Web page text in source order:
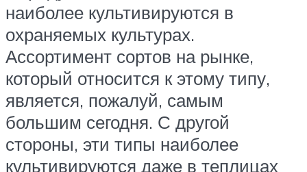
наиболее культивируются в
охраняемых культурах.
Ассортимент сортов на рынке,
который относится к этому типу,
является, пожалуй, самым
большим сегодня. С другой
стороны, эти типы наиболее
культивируются даже в теплицах